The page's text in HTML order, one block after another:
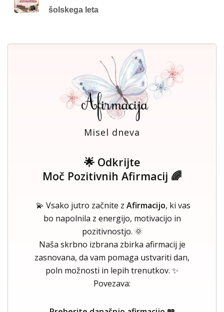
šolskega leta
Misel dneva
🌟 Odkrijte
Moč Pozitivnih Afirmacij 🌈
💫 Vsako jutro začnite z Afirmacijo, ki vas
bo napolnila z energijo, motivacijo in
pozitivnostjo. 🌞
Naša skrbno izbrana zbirka afirmacij je
zasnovana, da vam pomaga ustvariti dan,
poln možnosti in lepih trenutkov. ✨
Povezava: